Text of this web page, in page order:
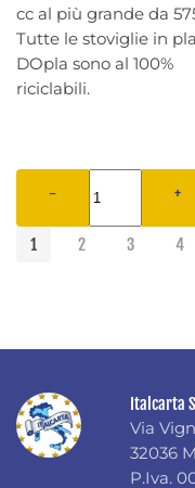
cc al più grande da
Tutte le stoviglie in
DOpla sono al 100%
riciclabili.
− +
1 2 3 4
Italcarta
Via
32036
P.Iva.